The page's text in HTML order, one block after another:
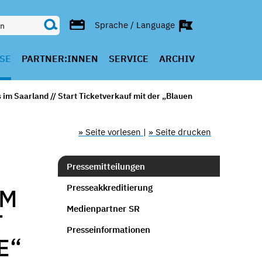
Sprache / Language
PARTNER:INNEN SERVICE ARCHIV
im Saarland // Start Ticketverkauf mit der „Blauen
» Seite vorlesen | » Seite drucken
Pressemitteilungen
Presseakkreditierung
Medienpartner SR
Presseinformationen